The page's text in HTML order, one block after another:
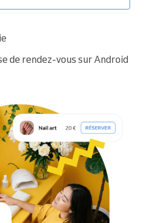
de rendez-vous sur Android